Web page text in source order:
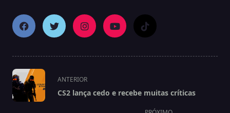
<span
class="nav-
subtitle
ANTERIOR
CS2 lança cedo e recebe muitas críticas